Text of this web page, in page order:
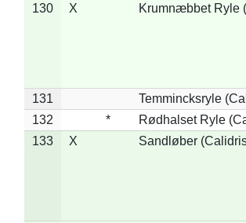
130
X Krumnæbbet Ryle
131
Temmincksryle
132
*
Rødhalset Ryle
133
X Sandløber